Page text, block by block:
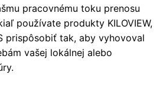
pracovnému toku prenosu
používate produkty KILOVIEW,
prispôsobiť tak, aby vyhovoval
vašej lokálnej alebo